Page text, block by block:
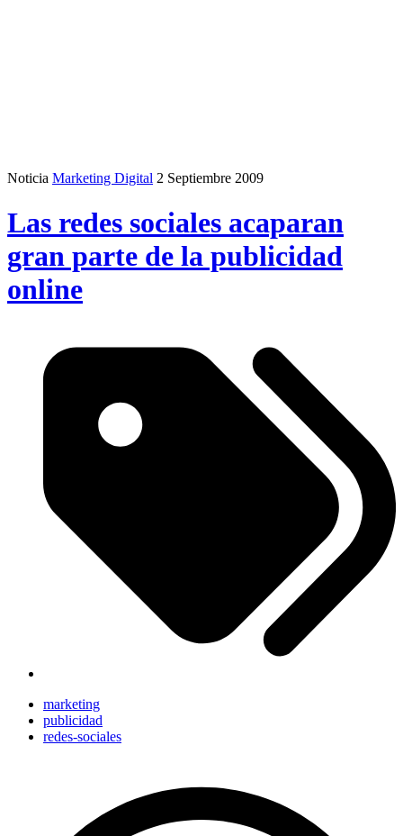
Noticia Marketing Digital 2 Septiembre 2009
Las redes sociales acaparan
gran parte de la publicidad
online
marketing
publicidad
redes-sociales